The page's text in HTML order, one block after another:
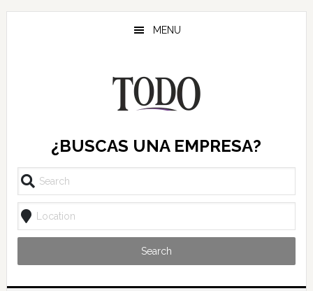
Saltar
Saltar
Saltar
MENU
¿BUSCAS UNA EMPRESA?
Search